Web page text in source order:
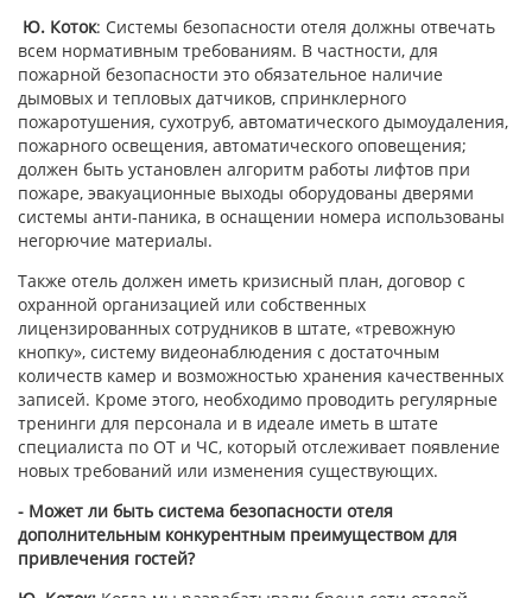
Ю. Коток: Системы безопасности отеля должны отвечать
всем нормативным требованиям. В частности, для
пожарной безопасности это обязательное наличие
дымовых и тепловых датчиков, спринклерного
пожаротушения, сухотруб, автоматического дымоудаления,
пожарного освещения, автоматического оповещения;
должен быть установлен алгоритм работы лифтов при
пожаре, эвакуационные выходы оборудованы дверями
системы анти-паника, в оснащении номера использованы
негорючие материалы.
Также отель должен иметь кризисный план, договор с
охранной организацией или собственных
лицензированных сотрудников в штате, «тревожную
кнопку», систему видеонаблюдения с достаточным
количеств камер и возможностью хранения качественных
записей. Кроме этого, необходимо проводить регулярные
тренинги для персонала и в идеале иметь в штате
специалиста по ОТ и ЧС, который отслеживает появление
новых требований или изменения существующих.
- Может ли быть система безопасности отеля
дополнительным конкурентным преимуществом для
привлечения гостей?